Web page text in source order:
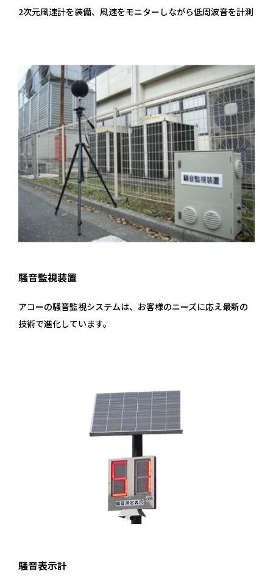
2次元風速計を装備、風速をモニターしながら低周波音を計測
騒音監視装置
アコーの騒音監視システムは、お客様のニーズに応え最新の
技術で進化しています。
騒音表示計